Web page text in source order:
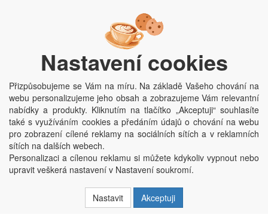
Trávník 2076, 686 03 Staré Město
Copyright © Penepex s.r.o. 2025, powered byABRA E-shop
Penepex s.r.o., Za Špicí 1798, 686 03 Staré Město; IČO: 03220923; DIČ:
CZ03220923; zápis do obchodního rejstříku dne 22. 7. 2014, krajský soud v
Brně oddíl C, vložka 84002
Nastavení cookies
Přizpůsobujeme se Vám na míru. Na základě Vašeho chování na
webu personalizujeme jeho obsah a zobrazujeme Vám relevantní
nabídky a produkty. Kliknutím na tlačítko „Akceptuji“ souhlasíte
také s využíváním cookies a předáním údajů o chování na webu
pro zobrazení cílené reklamy na sociálních sítích a v reklamních
sítích na dalších webech.
Personalizaci a cílenou reklamu si můžete kdykoliv vypnout nebo
upravit veškerá nastavení v Nastavení soukromí.
Nastavit Akceptuji